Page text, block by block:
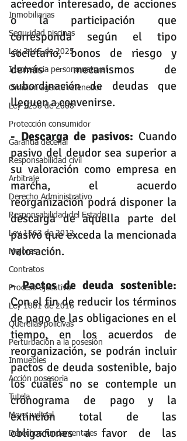
Inmobiliarias
Seguridad piscinas
Ley 2445 de 2025
Insolvencia persona natural
Omisión agente retenedor
Ley 1258 de 2008
Protección consumidor
Garantia decenal
Responsabilidad civil
Arbitraje
Derecho Administrativo
Responsabilidad del Estado
Ley 1563 de 2012
Mejoras
Contratos
Proceso ejecutivo
Ley 1801 de 2016
Querellas policivas
Perturbación a la posesión
Inmuebles
Acción posesoria
Tutela
Mora judicial
Derechos fundamentales
acreedor interesado, de acciones
o la participación que
corresponda según el tipo
societario, bonos de riesgo y
demás mecanismos de
subordinación de deudas que
lleguen a convenirse.
- Descarga de pasivos: Cuando
pasivo del deudor sea superior a
su valoración como empresa en
marcha, el acuerdo
reorganización podrá disponer la
descarga de aquella parte del
pasivo que exceda la mencionada
valoración.
- Pactos de deuda sostenible:
Con el fin de reducir los términos
de pago de las obligaciones en el
tiempo, en los acuerdos de
reorganización, se podrán incluir
pactos de deuda sostenible, bajo
los cuales no se contemple un
cronograma de pago y la
extinción total de las
obligaciones a favor de las